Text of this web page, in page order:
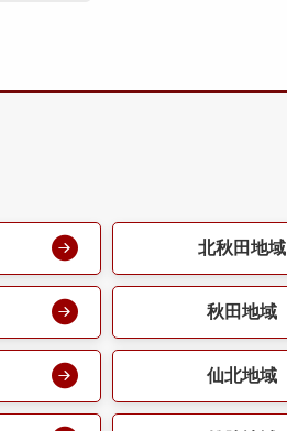
北秋田地域
秋田地域
仙北地域